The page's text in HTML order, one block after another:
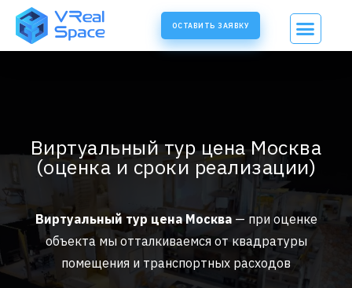
ОСТАВИТЬ ЗАЯВКУ
Виртуальный тур цена Москва
(оценка и сроки реализации)
Виртуальный тур цена Москва — при оценке
объекта мы отталкиваемся от квадратуры
помещения и транспортных расходов